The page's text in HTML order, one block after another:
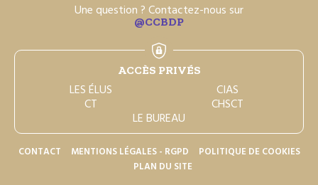
Une question ? Contactez-nous sur
@CCBDP
ACCÈS PRIVÉS
LES ÉLUS CIAS
CT CHSCT
LE BUREAU
CONTACT MENTIONS LÉGALES - RGPD
POLITIQUE DE COOKIES
PLAN DU SITE